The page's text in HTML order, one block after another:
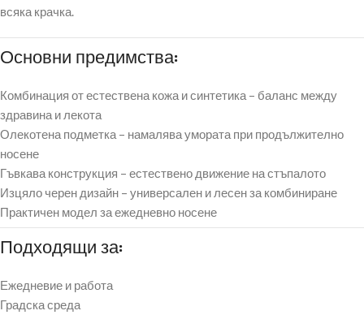
всяка крачка.
Основни предимства:
Комбинация от естествена кожа и синтетика – баланс между
здравина и лекота
Олекотена подметка – намалява умората при продължително
носене
Гъвкава конструкция – естествено движение на стъпалото
Изцяло черен дизайн – универсален и лесен за комбиниране
Практичен модел за ежедневно носене
Подходящи за:
Ежедневие и работа
Градска среда